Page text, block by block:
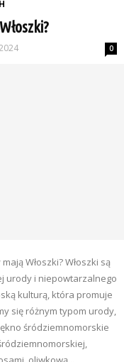
0
Włoszki? Włoszki są
urody i niepowtarzalnego
kulturą, która promuje
się różnym typom urody,
śródziemnomorskie